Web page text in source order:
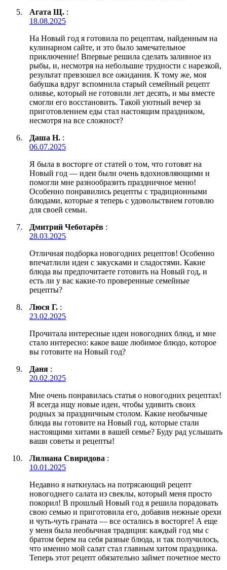
Агата Щ. :
18.08.2025
На Новый год я готовила по рецептам, найденным на
кулинарном сайте, и это было замечательное
приключение! Впервые решила сделать заливное из
рыбы, и, несмотря на небольшие трудности с нарезкой,
результат превзошел все ожидания. К тому же, моя
бабушка вдруг вспомнила старый семейный рецепт
оливье, который не готовили лет десять, и мы вместе
смогли его восстановить. Такой уютный вечер за
приготовлением еды стал настоящим праздником,
несмотря на все сложност?
Даша Н. :
06.07.2025
Я была в восторге от статей о том, что готовят на
Новый год — идеи были очень вдохновляющими и
помогли мне разнообразить праздничное меню!
Особенно понравились рецепты с традиционными
блюдами, которые я теперь с удовольствием готовлю
для своей семьи.
Дмитрий Чеботарёв :
28.03.2025
Отличная подборка новогодних рецептов! Особенно
впечатлили идеи с закусками и сладостями. Какие
блюда вы предпочитаете готовить на Новый год, и
есть ли у вас какие-то проверенные семейные
рецепты?
Люся Г. :
23.02.2025
Прочитала интересные идеи новогодних блюд, и мне
стало интересно: какое ваше любимое блюдо, которое
вы готовите на Новый год?
Даня :
20.02.2025
Мне очень понравилась статья о новогодних рецептах!
Я всегда ищу новые идеи, чтобы удивить своих
родных за праздничным столом. Какие необычные
блюда вы готовите на Новый год, которые стали
настоящими хитами в вашей семье? Буду рад услышать
ваши советы и рецепты!
Лилиана Свиридова :
10.01.2025
Недавно я наткнулась на потрясающий рецепт
новогоднего салата из свеклы, который меня просто
покорил! В прошлый Новый год я решила порадовать
свою семью и приготовила его, добавив нежные орехи
и чуть-чуть граната — все остались в восторге! А еще
у меня была необычная традиция: каждый год мы с
братом берем на себя разные блюда, и так получилось,
что именно мой салат стал главным хитом праздника.
Теперь этот рецепт обязательно займет почетное место